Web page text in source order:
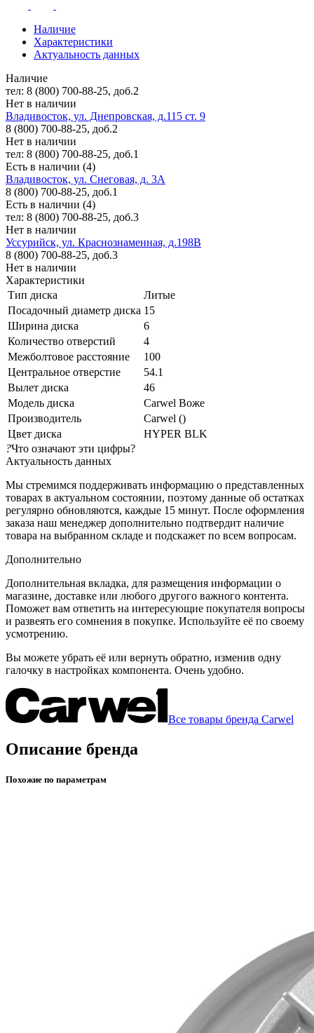
Наличие
Характеристики
Актуальность данных
Наличие
тел: 8 (800) 700-88-25, доб.2
Нет в наличии
Владивосток, ул. Днепровская, д.115 ст. 9
8 (800) 700-88-25, доб.2
Нет в наличии
тел: 8 (800) 700-88-25, доб.1
Есть в наличии (4)
Владивосток, ул. Снеговая, д. 3А
8 (800) 700-88-25, доб.1
Есть в наличии (4)
тел: 8 (800) 700-88-25, доб.3
Нет в наличии
Уссурийск, ул. Краснознаменная, д.198В
8 (800) 700-88-25, доб.3
Нет в наличии
Характеристики
Тип диска
Литые
Посадочный диаметр диска 15
Ширина диска
6
Количество отверстий
4
Межболтовое расстояние
100
Центральное отверстие
54.1
Вылет диска
46
Модель диска
Carwel Воже
Производитель
Carwel ()
Цвет диска
HYPER BLK
?Что означают эти цифры?
Актуальность данных
Мы стремимся поддерживать информацию о представленных
товарах в актуальном состоянии, поэтому данные об остатках
регулярно обновляются, каждые 15 минут. После оформления
заказа наш менеджер дополнительно подтвердит наличие
товара на выбранном складе и подскажет по всем вопросам.
Дополнительно
Дополнительная вкладка, для размещения информации о
магазине, доставке или любого другого важного контента.
Поможет вам ответить на интересующие покупателя вопросы
и развеять его сомнения в покупке. Используйте её по своему
усмотрению.
Вы можете убрать её или вернуть обратно, изменив одну
галочку в настройках компонента. Очень удобно.
Все товары бренда Carwel
Описание бренда
Похожие по параметрам